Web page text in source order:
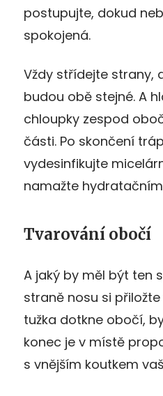
postupujte, dokud
spokojená.
Vždy střídejte strany,
budou obě stejné. A
chloupky zespod
části. Po skončení
vydesinfikujte
namažte
Tvarování obočí
A jaký by měl být ten
straně nosu si
tužka dotkne obočí,
konec je v místě
s vnějším koutkem